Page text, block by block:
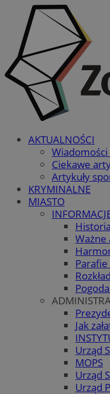
AKTUALNOŚCI
Ciekawe
Artykuły
KRYMINALNE
MIASTO
Jak
Urząd
MOPS
Urząd
Urząd